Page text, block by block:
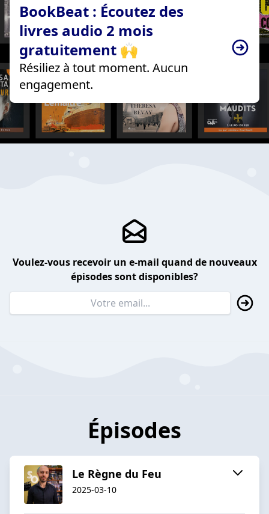
BookBeat : Écoutez des
livres audio 2 mois
gratuitement 🙌
Résiliez à tout moment. Aucun
engagement.
Voulez-vous recevoir un e-mail quand de nouveaux
épisodes sont disponibles?
Épisodes
Le Règne du Feu
2025-03-10